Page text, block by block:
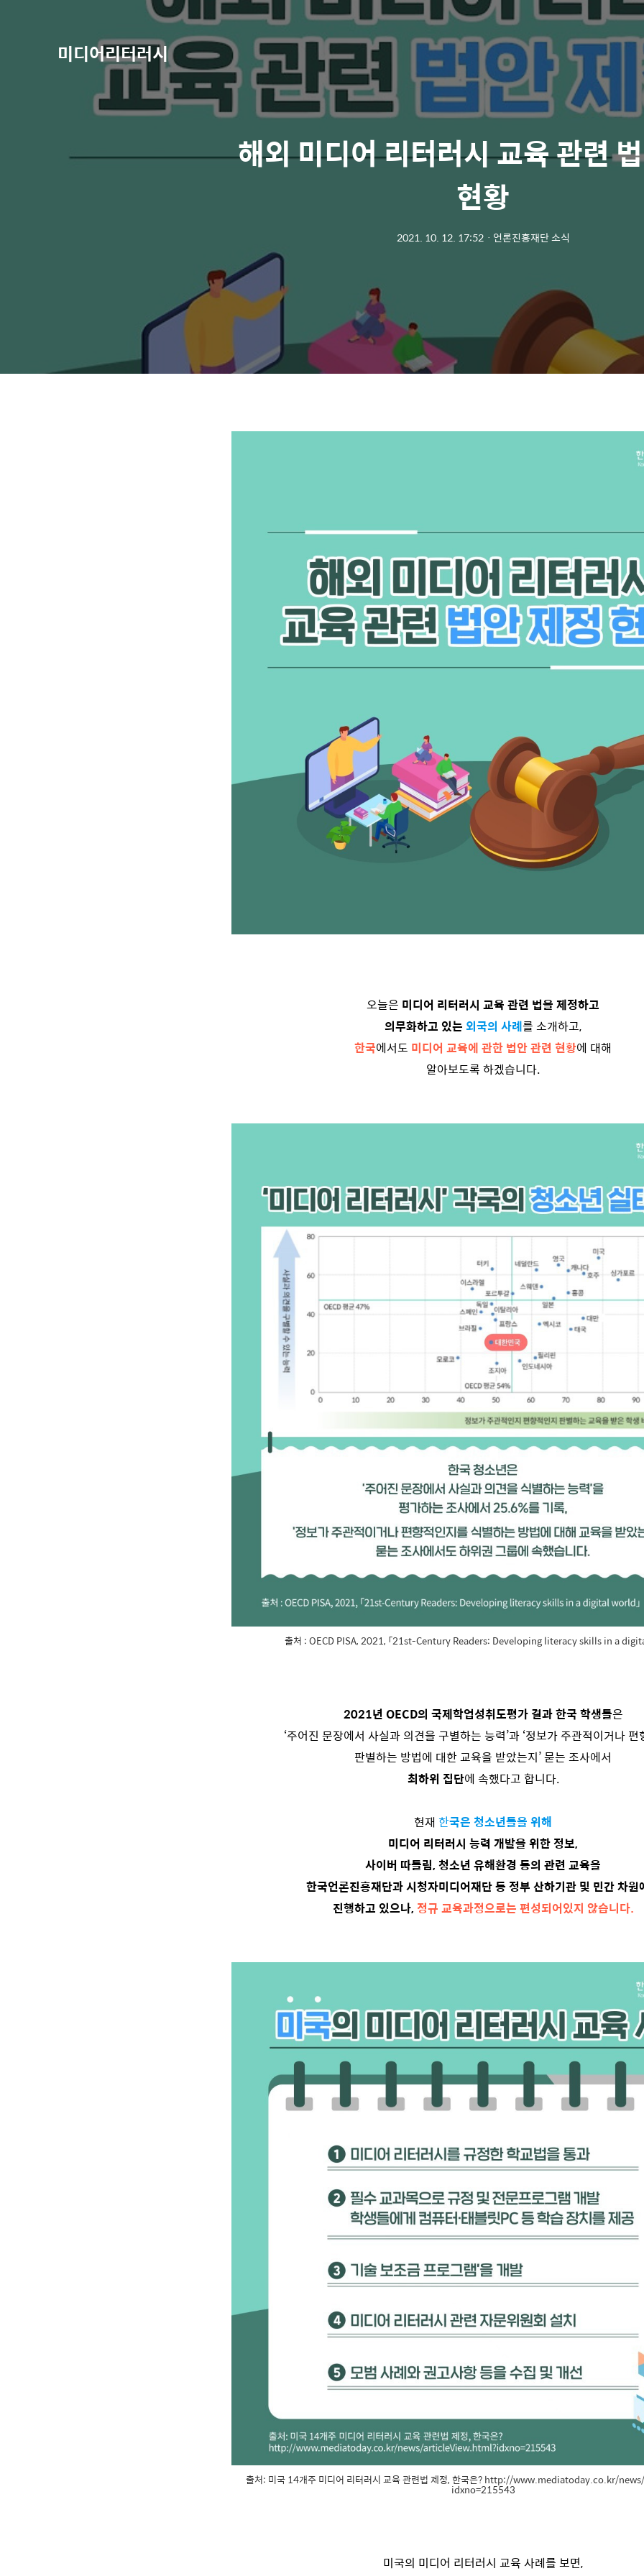
미디어리터러시
해외 미디어 리터러시 교육 관련
현황
2021. 10. 12. 17:52ㆍ 언론진흥재단 소식
오늘은 미디어 리터러시 교육 관련 법을 제정하고
의무화하고 있는 외국의 사례를 소개하고,
한국에서도 미디어 교육에 관한 법안 관련 현황에 대해
알아보도록 하겠습니다.
출처 : OECD PISA, 2021, 「21st-Century Readers: Developing literacy skills in a
2021년 OECD의 국제학업성취도평가 결과 한국 학생들은
‘주어진 문장에서 사실과 의견을 구별하는 능력’과 ‘정보가 주관적이거나 편
판별하는 방법에 대한 교육을 받았는지’ 묻는 조사에서
최하위 집단에 속했다고 합니다.
현재 한국은 청소년들을 위해
미디어 리터러시 능력 개발을 위한 정보,
사이버 따돌림, 청소년 유해환경 등의 관련 교육을
한국언론진흥재단과 시청자미디어재단 등 정부 산하기관 및 민간 차원
진행하고 있으나, 정규 교육과정으로는 편성되어있지 않습니다.
출처: 미국 14개주 미디어 리터러시 교육 관련법 제정, 한국은? http://www.mediatoday.co.kr/
idxno=215543
미국의 미디어 리터러시 교육 사례를 보면,